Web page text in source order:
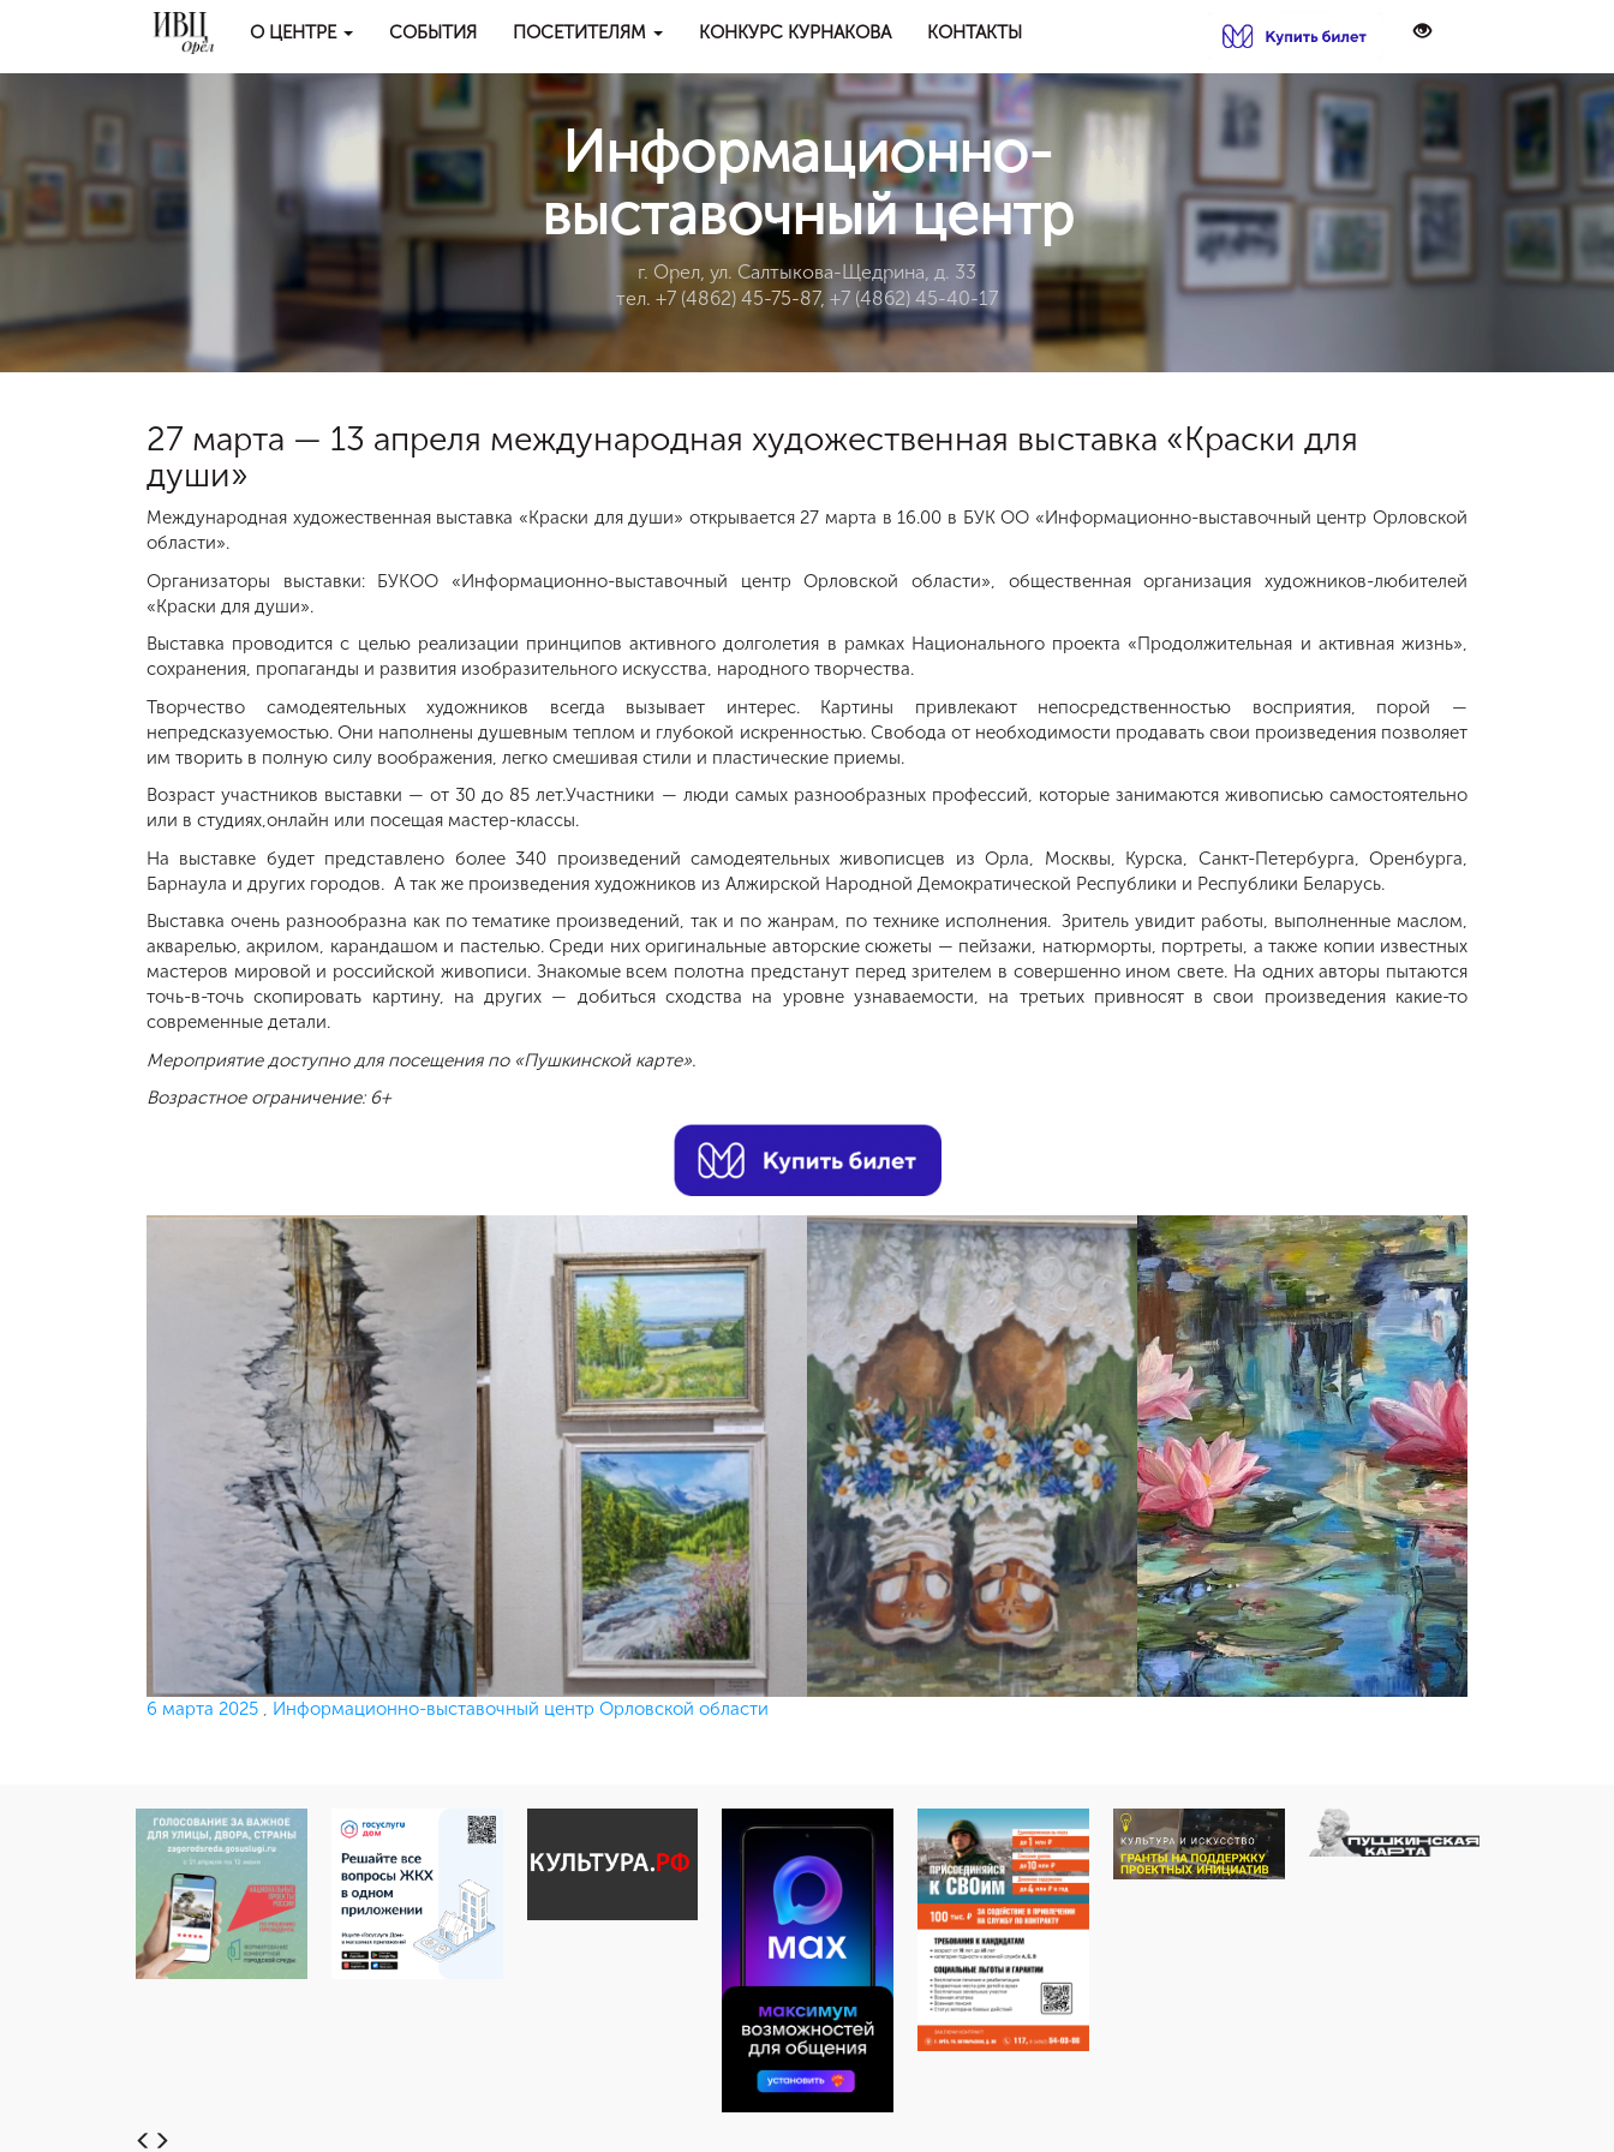
О ЦЕНТРЕ СОБЫТИЯ ПОСЕТИТЕЛЯМ КОНКУРС КУРНАКОВА КОНТАКТЫ
Информационно-
выставочный центр
г. Орел, ул. Салтыкова-Щедрина, д. 33
тел. +7 (4862) 45-75-87, +7 (4862) 45-40-17
27 марта — 13 апреля международная художественная выставка «Краски для
души»
Международная художественная выставка «Краски для души» открывается 27 марта в 16.00 в БУК ОО «Информационно-выставочный центр Орловской
области».
Организаторы выставки: БУКОО «Информационно-выставочный центр Орловской области», общественная организация художников-любителей
«Краски для души».
Выставка проводится с целью реализации принципов активного долголетия в рамках Национального проекта «Продолжительная и активная жизнь»,
сохранения, пропаганды и развития изобразительного искусства, народного творчества.
Творчество самодеятельных художников всегда вызывает интерес. Картины привлекают непосредственностью восприятия, порой —
непредсказуемостью. Они наполнены душевным теплом и глубокой искренностью. Свобода от необходимости продавать свои произведения позволяет
им творить в полную силу воображения, легко смешивая стили и пластические приемы.
Возраст участников выставки — от 30 до 85 лет.Участники — люди самых разнообразных профессий, которые занимаются живописью самостоятельно
или в студиях,онлайн или посещая мастер-классы.
На выставке будет представлено более 340 произведений самодеятельных живописцев из Орла, Москвы, Курска, Санкт-Петербурга, Оренбурга,
Барнаула и других городов. А так же произведения художников из Алжирской Народной Демократической Республики и Республики Беларусь.
Выставка очень разнообразна как по тематике произведений, так и по жанрам, по технике исполнения. Зритель увидит работы, выполненные маслом,
акварелью, акрилом, карандашом и пастелью. Среди них оригинальные авторские сюжеты — пейзажи, натюрморты, портреты, а также копии известных
мастеров мировой и российской живописи. Знакомые всем полотна предстанут перед зрителем в совершенно ином свете. На одних авторы пытаются
точь-в-точь скопировать картину, на других — добиться сходства на уровне узнаваемости, на третьих привносят в свои произведения какие-то
современные детали.
Мероприятие доступно для посещения по «Пушкинской карте».
Возрастное ограничение: 6+
Опубликовано
6 марта 2025 , Информационно-выставочный центр Орловской области